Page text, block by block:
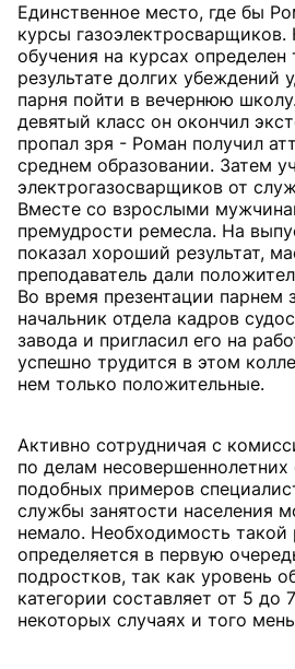
Единственное место, где бы
курсы газоэлектросварщиков.
обучения на курсах определен
результате долгих убеждений
парня пойти в вечернюю
девятый класс он окончил
пропал зря - Роман получил
среднем образовании. Затем
электрогазосварщиков от
Вместе со взрослыми
премудрости ремесла. На
показал хороший результат,
преподаватель дали
Во время презентации парнем
начальник отдела кадров
завода и пригласил его на
успешно трудится в этом
нем только положительные.
Активно сотрудничая с
по делам несовершеннолетних
подобных примеров
службы занятости населения
немало. Необходимость такой
определяется в первую
подростков, так как уровень
категории составляет от 5 до
некоторых случаях и того